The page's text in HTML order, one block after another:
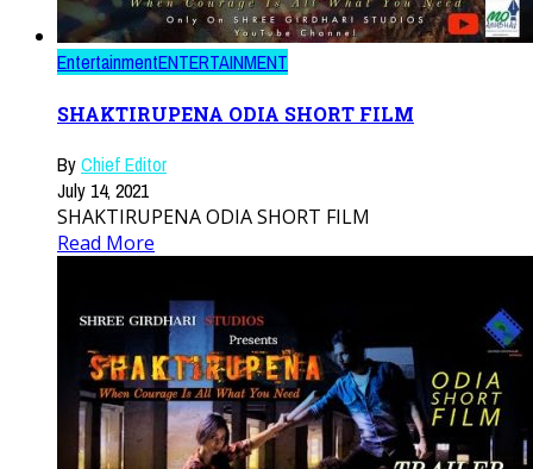
EntertainmentENTERTAINMENT
SHAKTIRUPENA ODIA SHORT FILM
ByChief Editor
July 14, 2021
SHAKTIRUPENA ODIA SHORT FILM
Read More